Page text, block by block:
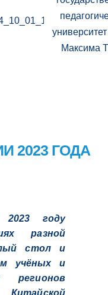
2023 ГОДА
2023 году
разной
стол и
учёных и
регионов
Китайской